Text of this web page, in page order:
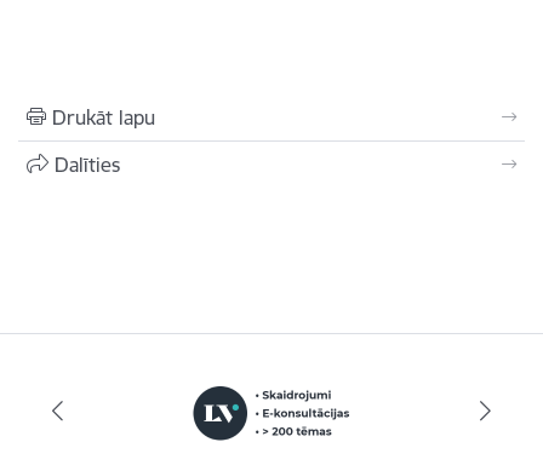
Drukāt lapu
Dalīties